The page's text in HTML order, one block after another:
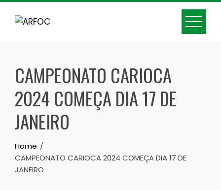
Skip
CAMPEONATO CARIOCA
2024 COMEÇA DIA 17 DE
JANEIRO
Home
CAMPEONATO CARIOCA 2024 COMEÇA DIA 17 DE
JANEIRO